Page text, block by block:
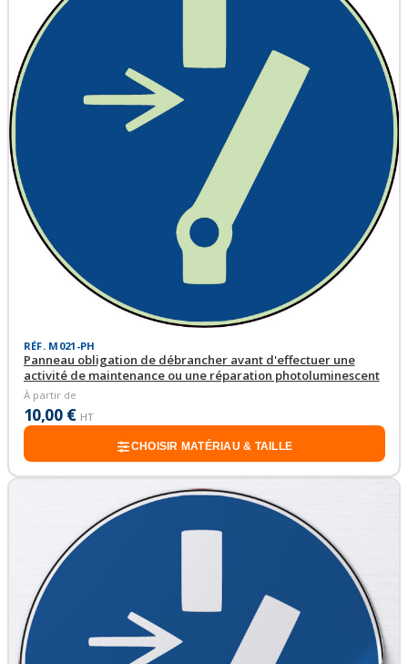
RÉF. M021-PH
Panneau obligation de débrancher avant d'effectuer une
activité de maintenance ou une réparation photoluminescent
À partir de
10,00 € HT
CHOISIR MATÉRIAU & TAILLE